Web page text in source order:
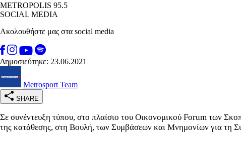
METROPOLIS 95.5
SOCIAL MEDIA
Ακολουθήστε μας στα social media
Δημοσιεύτηκε: 23.06.2021
Metrosport Team
SHARE
Σε συνέντευξη τύπου, στο πλαίσιο του Οικονομικού Forum των
της κατάθεσης, στη Βουλή, των Συμβάσεων και Μνημονίων για τη